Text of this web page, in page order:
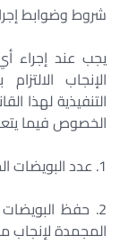
شروط وضوابط
يجب عند إجراء
الإنجاب
التنفيذية لهذا
الخصوص فيما
1. عدد البويضات الملقحة التي تمت زراعتها.
2. حفظ
المجمدة لإنجاب